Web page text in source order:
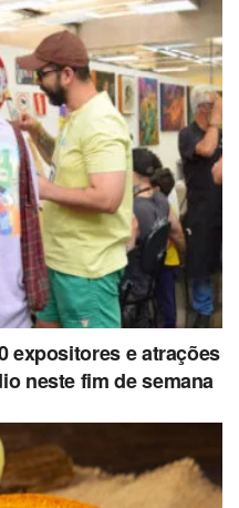
expositores e atrações
neste fim de semana